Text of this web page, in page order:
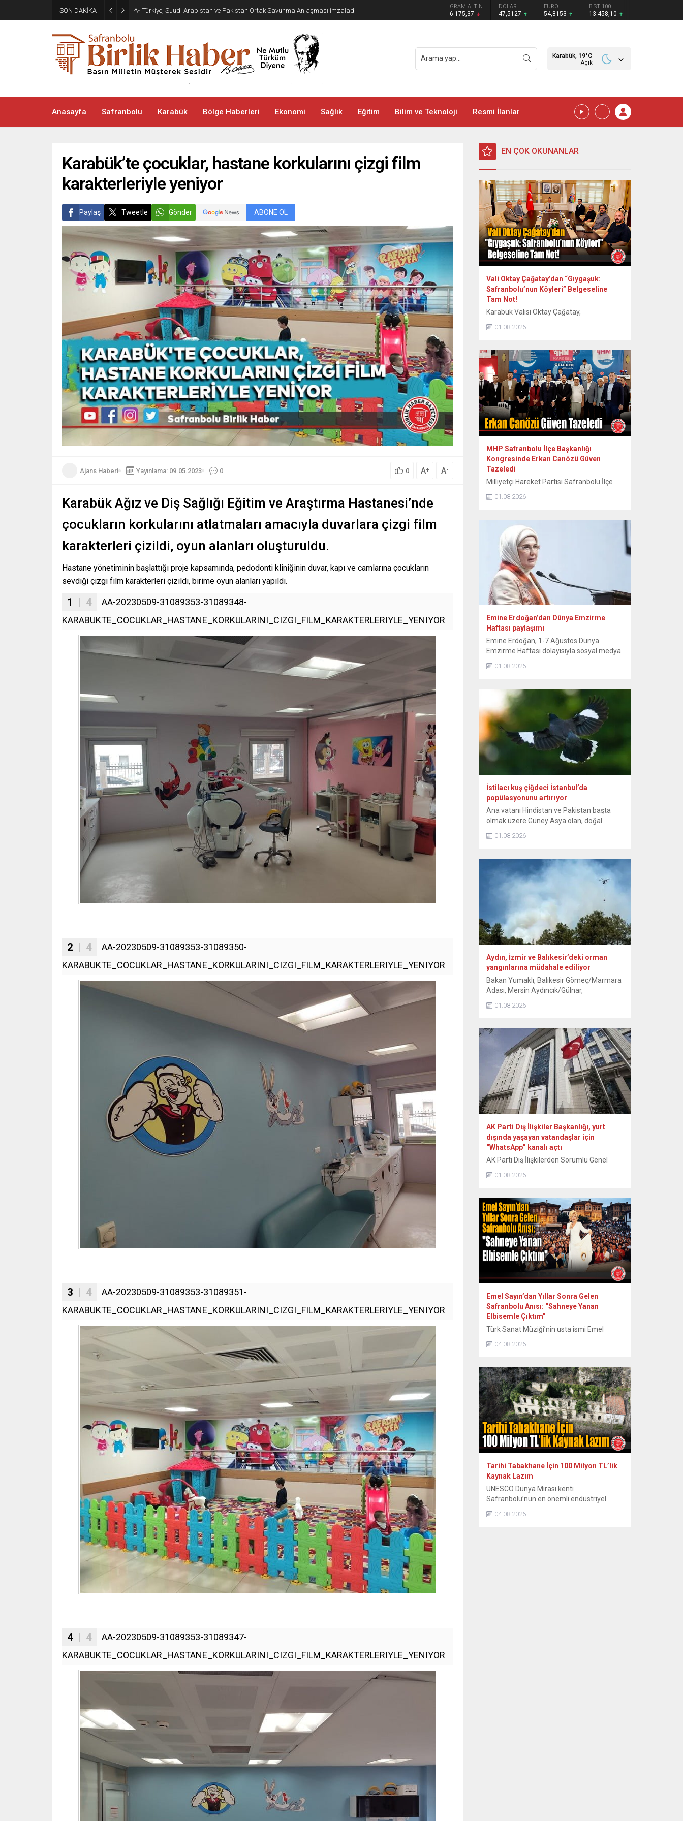
SON DAKİKA Türkiye, Suudi Arabistan ve Pakistan Ortak Savunma Anlaşması imzaladı GRAM ALTIN
6.175,37
DOLAR
47,5127
EURO
54,8153
BIST 100
13.458,10
Karabük, 19°C
Açık
Anasayfa Safranbolu Karabük Bölge Haberleri Ekonomi Sağlık Eğitim Bilim ve Teknoloji Resmi İlanlar
Karabük’te çocuklar, hastane korkularını çizgi film
karakterleriyle yeniyor
Paylaş Tweetle Gönder ABONE OL
Ajans Haberi Yayınlama: 09.05.2023 0 0 A+ A-
Karabük Ağız ve Diş Sağlığı Eğitim ve Araştırma Hastanesi’nde
çocukların korkularını atlatmaları amacıyla duvarlara çizgi film
karakterleri çizildi, oyun alanları oluşturuldu.
Hastane yönetiminin başlattığı proje kapsamında, pedodonti kliniğinin duvar, kapı ve camlarına çocukların
sevdiği çizgi film karakterleri çizildi, birime oyun alanları yapıldı.
1 | 4
AA-20230509-31089353-31089348-
KARABUKTE_COCUKLAR_HASTANE_KORKULARINI_CIZGI_FILM_KARAKTERLERIYLE_YENIYOR
2 | 4
AA-20230509-31089353-31089350-
KARABUKTE_COCUKLAR_HASTANE_KORKULARINI_CIZGI_FILM_KARAKTERLERIYLE_YENIYOR
3 | 4
AA-20230509-31089353-31089351-
KARABUKTE_COCUKLAR_HASTANE_KORKULARINI_CIZGI_FILM_KARAKTERLERIYLE_YENIYOR
4| 4
AA-20230509-31089353-31089347-
KARABUKTE_COCUKLAR_HASTANE_KORKULARINI_CIZGI_FILM_KARAKTERLERIYLE_YENIYOR
EN ÇOK OKUNANLAR
Vali Oktay Çağatay’dan “Gıygaşuk:
Safranbolu’nun Köyleri” Belgeseline
Tam Not!
Karabük Valisi Oktay Çağatay,
somut olmayan kültürel mirasını kayıt
Köyleri” adlı uzun metraj belgesel filmini
izledi. Vali Oktay Çağatay, Vali Yardımcıları
Erol Özkan ve Kerem Süleyman Yüksel ile
birlikte özel gösterime katıldı. Etkinlikte
ayrıca Safranbolu Alan Başkanı Cemil
Belder, Kültürel Miras...
01.08.2026
MHP Safranbolu İlçe Başkanlığı
Kongresinde Erkan Canözü Güven
Tazeledi
Milliyetçi Hareket Partisi Safranbolu İlçe
aday olarak seçime giren mevcut başkan
yeniden başkan seçildi. MHP Safranbolu
İlçe Teşkilatının 15. Olağan Kongresi, Sunal
Tülbentçi Öğretmenevi’nde yoğun bir
katılımla gerçekleştirildi. Kongreye tek liste
ile giren mevcut İlçe Başkanı Erkan
Canözü, delegelerin güvenini...
01.08.2026
Emine Erdoğan’dan Dünya Emzirme
Haftası paylaşımı
Emine Erdoğan, 1-7 Ağustos Dünya
Emzirme Haftası dolayısıyla sosyal medya
hesabından paylaşımda bulundu. Emine
Erdoğan, NSosyal hesabından yaptığı
günlerinden itibaren bebeğin sağlıklı
büyümesini ve gelişimini destekleyen,
anne ile bebek arasındaki bağı
kuvvetlendiren eşsiz bir mucizedir. Her
damlasında şifa, güven ve sevgi vardır.
Diliyorum ki her...
01.08.2026
İstilacı kuş çiğdeci İstanbul’da
popülasyonunu artırıyor
Ana vatanı Hindistan ve Pakistan başta
olmak üzere Güney Asya olan, doğal
bölgelerine de uzanan istilacı kuş türü
İstanbul’da yaşam alanını genişletiyor.
Sığırcıkgiller familyasından, kahverengi
tüylü, sarı bacaklı olan ve göz çevresinde
01.08.2026
Aydın, İzmir ve Balıkesir’deki orman
yangınlarına müdahale ediliyor
Bakan Yumaklı, Balıkesir Gömeç/Marmara
Adası, Mersin Aydıncık/Gülnar,
Kocaeli/Dilovası orman yangınlarının
kontrol altına alındığını bildirdi. Aydın’ın Çine
ilçesinde ormanlık alanda 30 Temmuz’da
başlayan yangına havadan ve karadan
müdahale 3. gününde sürüyor. Kavşıt
mevkisindeki ormanlık alanda devam eden
yangına ekipler, gece boyunca müdahale...
01.08.2026
AK Parti Dış İlişkiler Başkanlığı, yurt
dışında yaşayan vatandaşlar için
“WhatsApp” kanalı açtı
AK Parti Dış İlişkilerden Sorumlu Genel
dışında yaşayan vatandaşlara yönelik
ulaştırılması amacıyla “WhatsApp” kanalı
açtıklarını duyurdu. Sırakaya, sosyal medya
hesabından yaptığı açıklamada,
WhatsApp’ın toplu mesajlaşma
uygulamalarına ilişkin koşulları nedeniyle
hesabına getirilen sınırlandırma sonrasında
yeni bir iletişim kanalını devreye aldıklarını
01.08.2026
Emel Sayın’dan Yıllar Sonra Gelen
Safranbolu Anısı: “Sahneye Yanan
Elbisemle Çıktım”
Türk Sanat Müziği’nin usta ismi Emel
Sayın, 90’lı yılların başında Safranbolu’da
verdiği konserde sahne kostümünün
zor anları ve sonrasındaki renkli diyalogları
yıllar sonra paylaştı. Dönemin Safranbolu
Belediye Başkanı Mustafa Eren’in davetiyle
konser vermek üzere Safranbolu’ya gelen
ünlü sanatçı Emel Sayın, konakladığı tarihi
konakta sahne hazırlığı yaparken...
04.08.2026
Tarihi Tabakhane İçin 100 Milyon TL’lik
Kaynak Lazım
UNESCO Dünya Mirası kenti
Safranbolu’nun en önemli endüstriyel
Tabakhane Binası’nın rölöve, restitüsyon
04.08.2026